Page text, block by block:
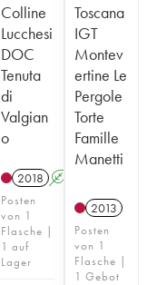
Colline
Lucchesi
DOC
Tenuta
di
Valgian
o
2018 A
Posten
von 1
Flasche |
1 auf
Lager
Toscana
IGT
Montev
ertine Le
Pergole
Torte
Famille
Manetti
2013
Posten
von 1
Flasche |
1 Gebot